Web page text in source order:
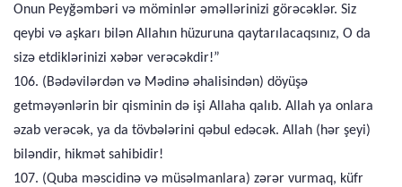
Onun Peyğəmbəri və möminlər əməllərinizi görəcəklər. Siz
qeybi və aşkarı bilən Allahın hüzuruna qaytarılacaqsınız, O da
sizə etdiklərinizi xəbər verəcəkdir!”
106. (Bədəvilərdən və Mədinə əhalisindən) döyüşə
getməyənlərin bir qisminin də işi Allaha qalıb. Allah ya onlara
əzab verəcək, ya da tövbələrini qəbul edəcək. Allah (hər şeyi)
biləndir, hikmət sahibidir!
107. (Quba məscidinə və müsəlmanlara) zərər vurmaq, küfr